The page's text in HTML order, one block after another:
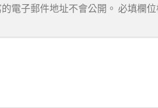
電子郵件地址不會公開。 必填欄